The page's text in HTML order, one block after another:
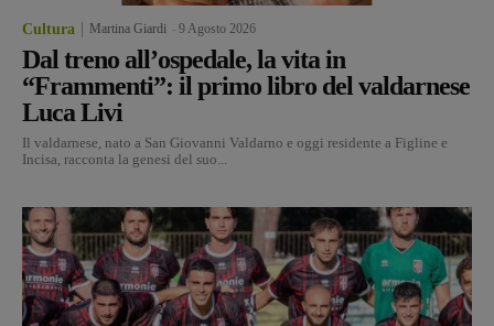
Cultura Martina Giardi 9 Agosto 2026
Dal treno all’ospedale, la vita in
“Frammenti”: il primo libro del valdarnese
Luca Livi
Il valdarnese, nato a San Giovanni Valdarno e oggi residente a Figline e
Incisa, racconta la genesi del suo...